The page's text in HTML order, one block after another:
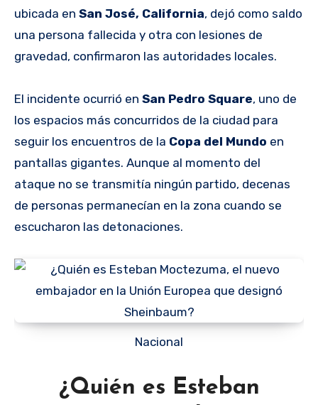
ubicada en San José, California, dejó como saldo
una persona fallecida y otra con lesiones de
gravedad, confirmaron las autoridades locales.
El incidente ocurrió en San Pedro Square, uno de
los espacios más concurridos de la ciudad para
seguir los encuentros de la Copa del Mundo en
pantallas gigantes. Aunque al momento del
ataque no se transmitía ningún partido, decenas
de personas permanecían en la zona cuando se
escucharon las detonaciones.
Nacional
¿Quién es Esteban